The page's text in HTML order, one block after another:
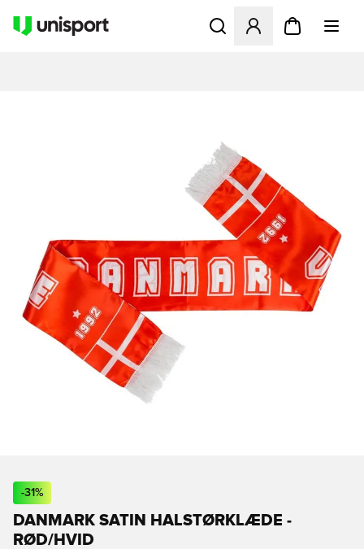
Åbner en Modal til at
-31%
DANMARK SATIN HALSTØRKLÆDE -
RØD/HVID